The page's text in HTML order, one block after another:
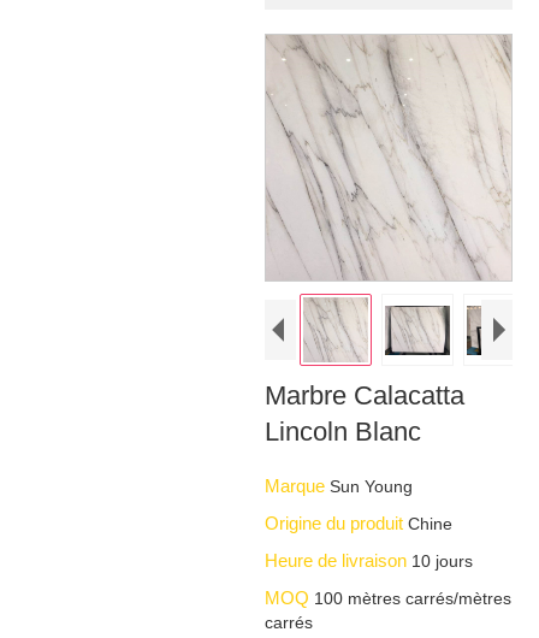
Marbre Calacatta
Lincoln Blanc
MarqueSun Young
Origine du produitChine
Heure de livraison 10 jours
MOQ 100 mètres carrés/mètres
carrés